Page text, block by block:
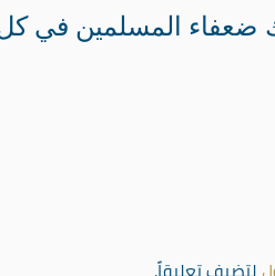
ضعفاء المسلمين في